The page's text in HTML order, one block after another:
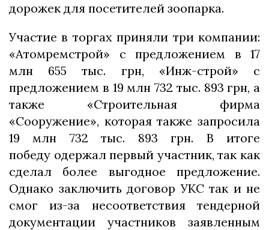
дорожек для посетителей зоопарка.
Участие в торгах приняли три компании:
«Атомремстрой» с предложением в 17
млн 655 тыс. грн, «Инж-строй» с
предложением в 19 млн 732 тыс. 893 грн, а
также «Строительная фирма
«Сооружение», которая также запросила
19 млн 732 тыс. 893 грн. В итоге
победу одержал первый участник, так как
сделал более выгодное предложение.
Однако заключить договор УКС так и не
смог из-за несоответствия тендерной
документации участников заявленным